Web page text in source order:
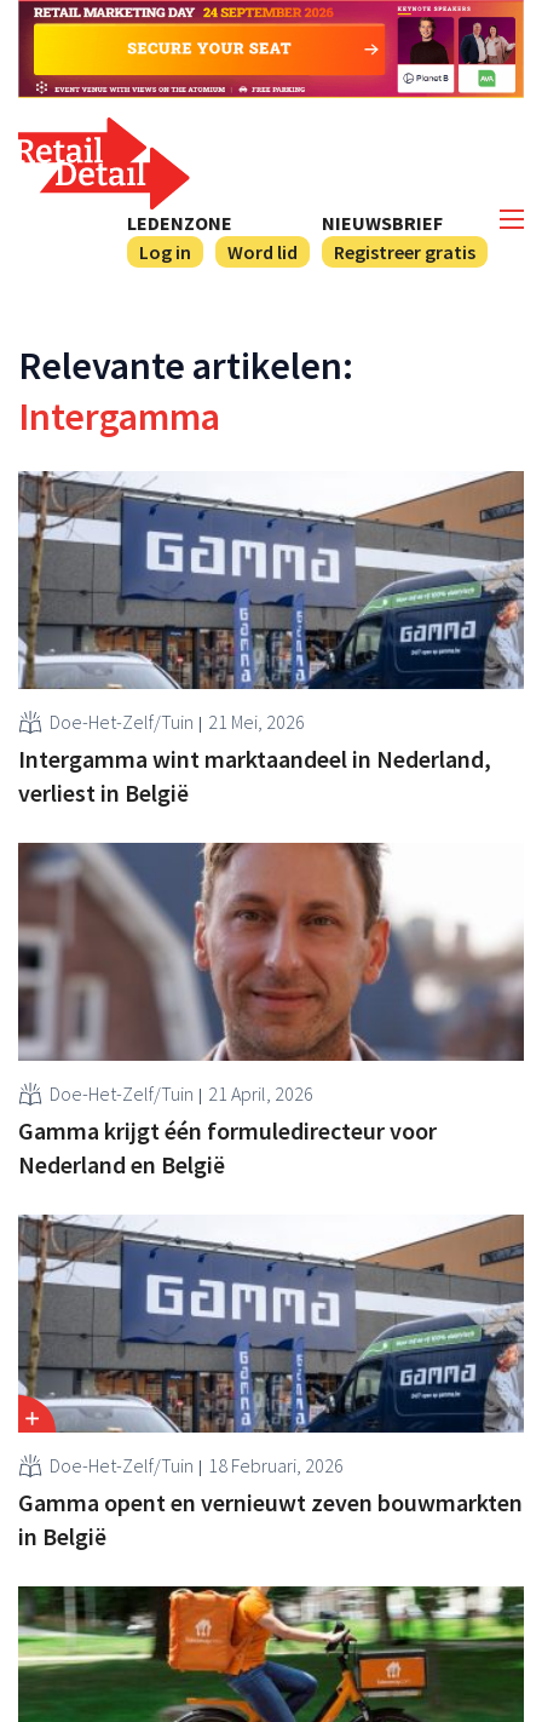
NIEUWSBRIEF
Registreer gratis
LEDENZONE
Log in
Word lid
Relevante artikelen:
Intergamma
Doe-Het-Zelf/Tuin 21 Mei, 2026
Intergamma wint marktaandeel in Nederland,
verliest in België
Doe-Het-Zelf/Tuin 21 April, 2026
Gamma krijgt één formuledirecteur voor
Nederland en België
Doe-Het-Zelf/Tuin 18 Februari, 2026
Gamma opent en vernieuwt zeven bouwmarkten
in België